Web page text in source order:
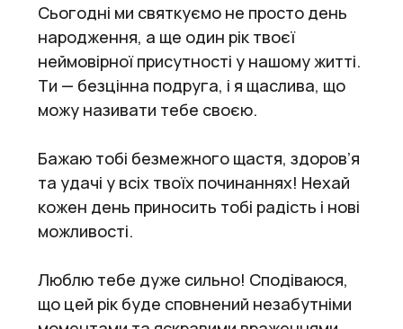
Сьогодні ми святкуємо не просто день
народження, а ще один рік твоєї
неймовірної присутності у нашому житті.
Ти — безцінна подруга, і я щаслива, що
можу називати тебе своєю.
Бажаю тобі безмежного щастя, здоров’я
та удачі у всіх твоїх починаннях! Нехай
кожен день приносить тобі радість і нові
можливості.
Люблю тебе дуже сильно! Сподіваюся,
що цей рік буде сповнений незабутніми